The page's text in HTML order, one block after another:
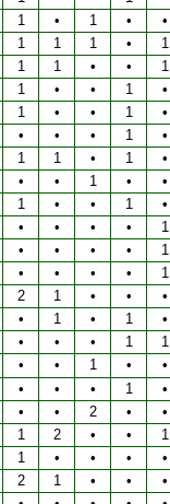
1 • 1 •
•
1 1 1 •
1
1 1 • •
1
1 • • 1
•
1 • • 1
•
• • • 1
•
1 1 • 1
•
• • 1 •
•
1 • • 1
•
• • • •
1
• • • •
1
• • • •
1
2 1 • •
•
• 1 • 1
•
• • • 1
1
• • 1 •
•
• • • 1
•
• • 2 •
•
1 2 • •
1
1 • • •
•
2 1 • •
•